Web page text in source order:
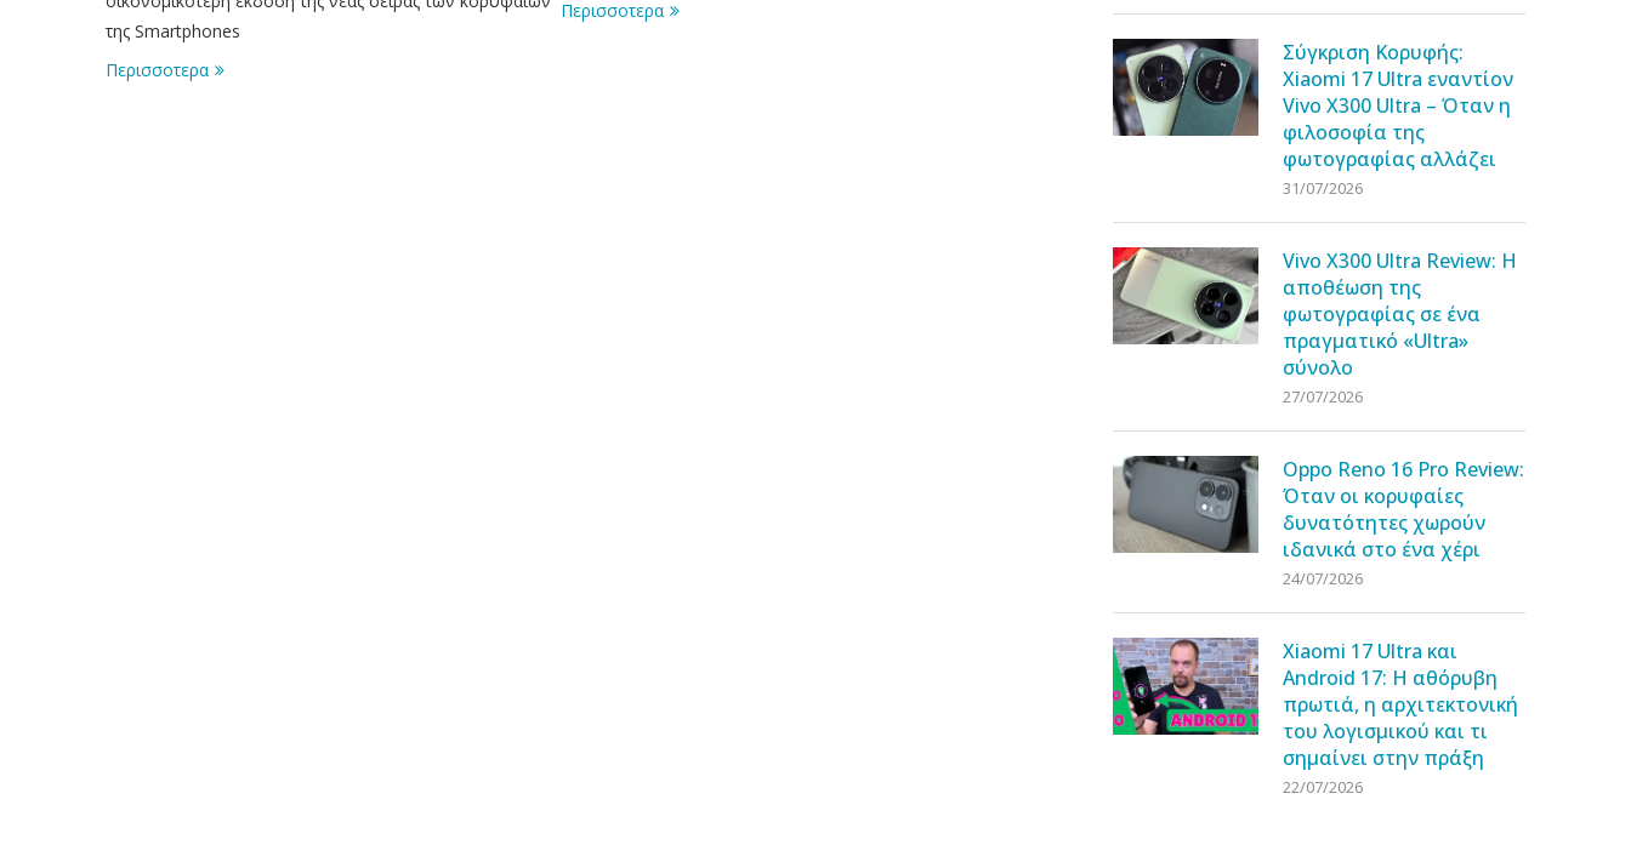
της Smartphones
Περισσοτερα
Περισσοτερα
Σύγκριση Κορυφής:
Xiaomi 17 Ultra εναντίον
Vivo X300 Ultra – Όταν η
φιλοσοφία της
φωτογραφίας αλλάζει
31/07/2026
Vivo X300 Ultra Review: Η
αποθέωση της
φωτογραφίας σε ένα
πραγματικό «Ultra»
σύνολο
27/07/2026
Oppo Reno 16 Pro Review:
Όταν οι κορυφαίες
δυνατότητες χωρούν
ιδανικά στο ένα χέρι
24/07/2026
Xiaomi 17 Ultra και
Android 17: Η αθόρυβη
πρωτιά, η αρχιτεκτονική
του λογισμικού και τι
σημαίνει στην πράξη
22/07/2026